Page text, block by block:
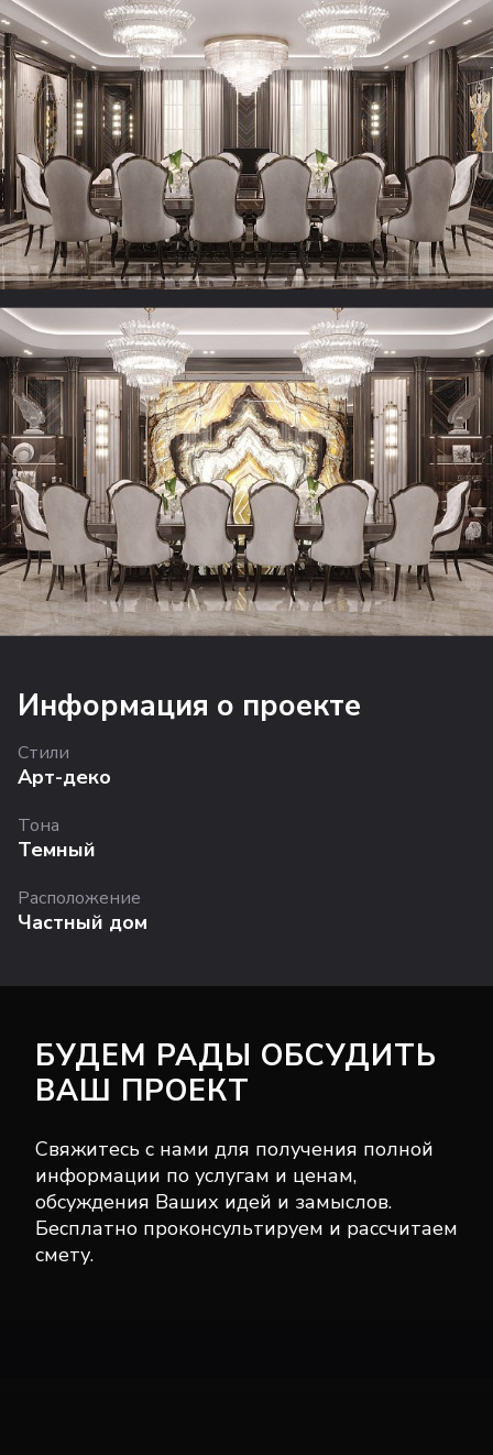
Информация о проекте
Стили
Арт-деко
Тона
Темный
Расположение
Частный дом
БУДЕМ РАДЫ ОБСУДИТЬ
ВАШ ПРОЕКТ
Свяжитесь с нами для получения полной
информации по услугам и ценам,
обсуждения Ваших идей и замыслов.
Бесплатно проконсультируем и рассчитаем
смету.